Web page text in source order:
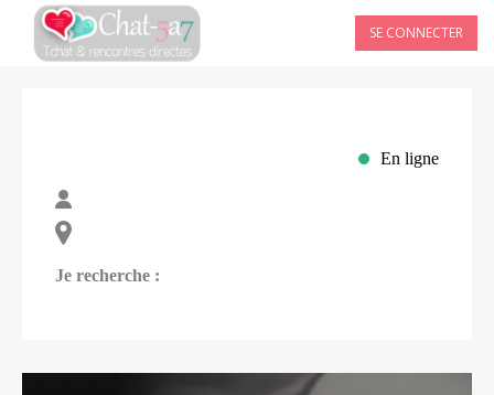
SE CONNECTER
En ligne
Je recherche :